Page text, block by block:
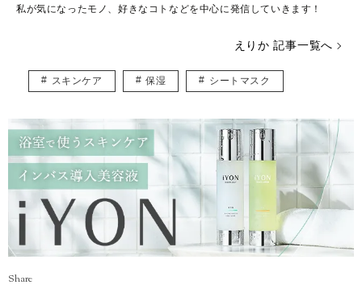
私が気になったモノ、好きなコトなどを中心に発信していきます！
えりか 記事一覧へ
スキンケア 保湿 シートマスク
Share